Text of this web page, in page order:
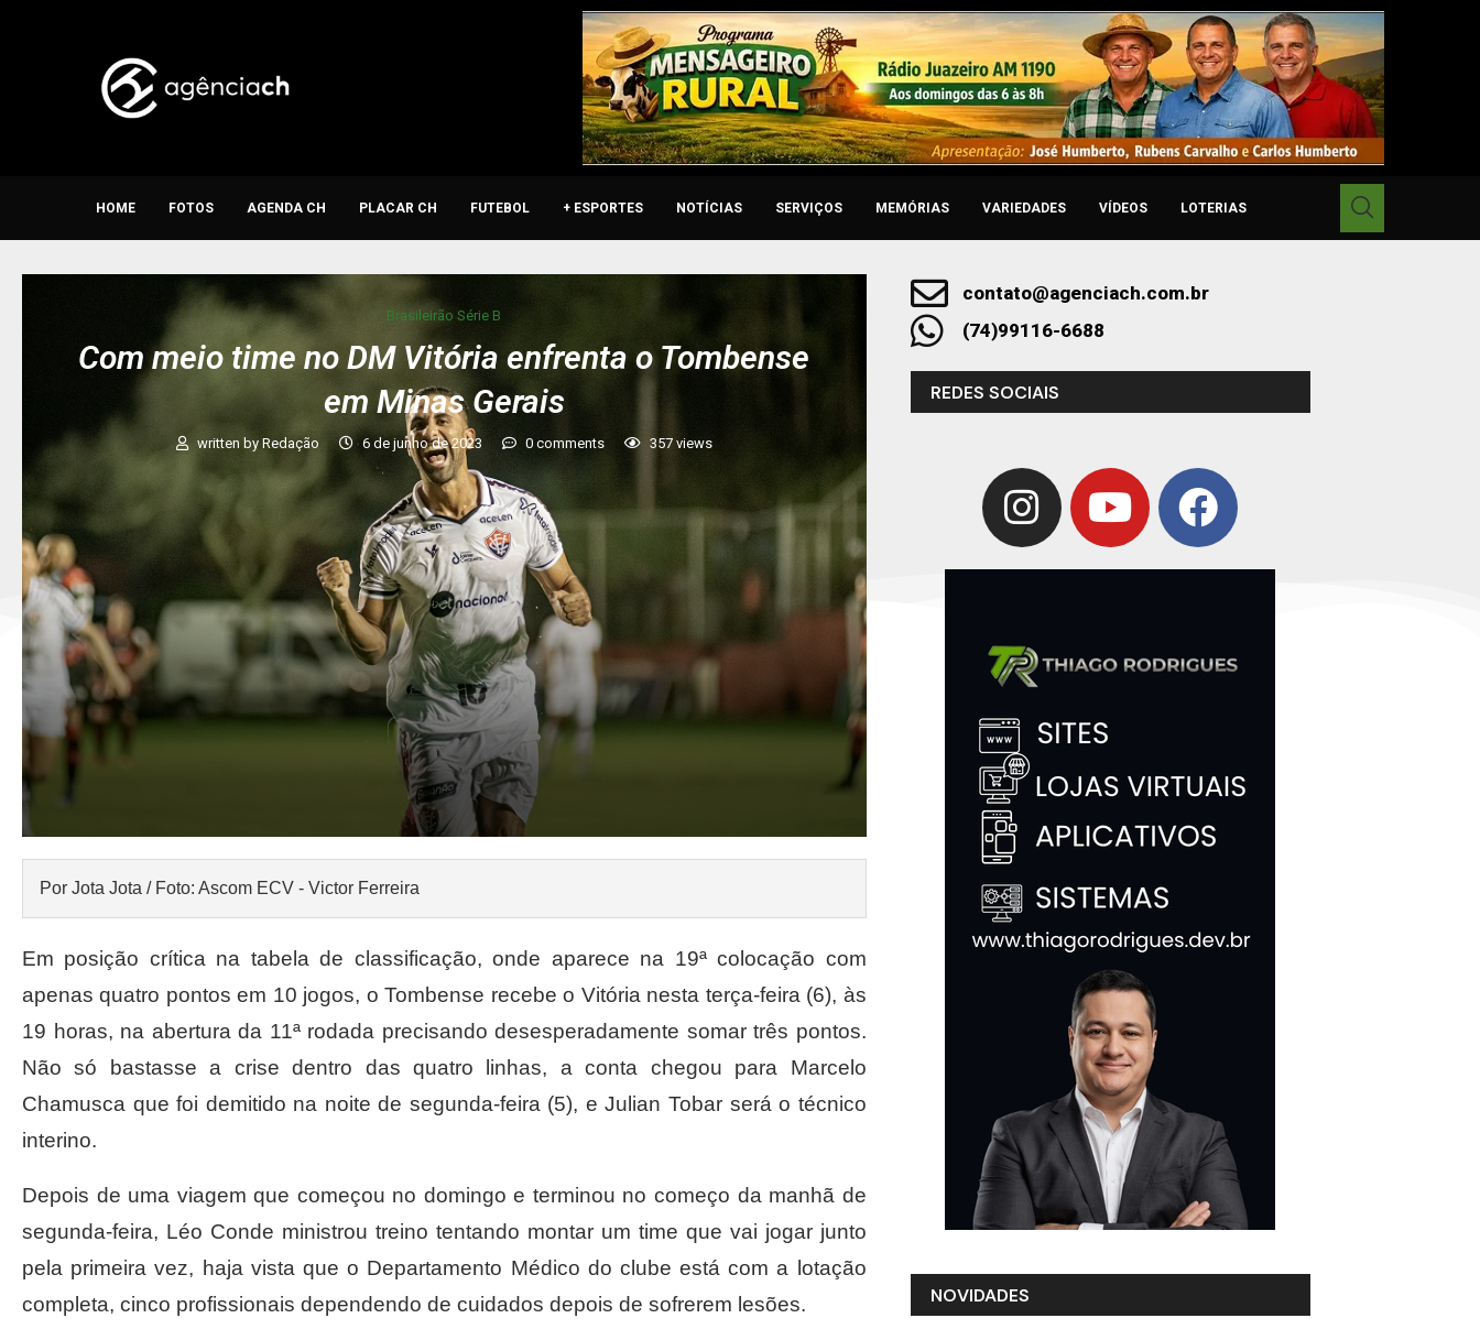
HOME FOTOS AGENDA CH PLACAR CH FUTEBOL + ESPORTES NOTÍCIAS SERVIÇOS MEMÓRIAS VARIEDADES VÍDEOS LOTERIAS
Brasileirão Série B
Com meio time no DM Vitória enfrenta o Tombense
em Minas Gerais
written by Redação 6 de junho de 2023 0 comments 357views
Por Jota Jota / Foto: Ascom ECV - Victor Ferreira
Em posição crítica na tabela de classificação, onde aparece na 19ª colocação com
apenas quatro pontos em 10 jogos, o Tombense recebe o Vitória nesta terça-feira (6), às
19 horas, na abertura da 11ª rodada precisando desesperadamente somar três pontos.
Não só bastasse a crise dentro das quatro linhas, a conta chegou para Marcelo
Chamusca que foi demitido na noite de segunda-feira (5), e Julian Tobar será o técnico
interino.
Depois de uma viagem que começou no domingo e terminou no começo da manhã de
segunda-feira, Léo Conde ministrou treino tentando montar um time que vai jogar junto
pela primeira vez, haja vista que o Departamento Médico do clube está com a lotação
completa, cinco profissionais dependendo de cuidados depois de sofrerem lesões.
contato@agenciach.com.br
(74)99116-6688
REDES SOCIAIS
NOVIDADES